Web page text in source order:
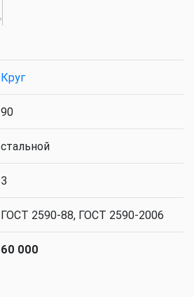
Круг
90
стальной
3
ГОСТ 2590-88, ГОСТ 2590-2006
60 000